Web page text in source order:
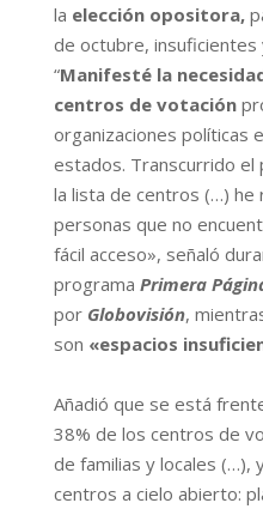
la elección opositora,
de octubre,
“Manifesté la
centros de votación
organizaciones políticas
estados. Transcurrido el
la lista de centros (…) he
personas que no
fácil acceso», señaló
programa Primera
por Globovisión,
son «espacios
Añadió que se está
38% de los centros de
de familias y locales (…),
centros a cielo abierto: